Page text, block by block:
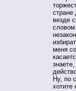
стране
везде
меня
Ну, по
хотите